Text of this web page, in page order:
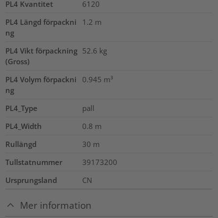
PL4 Kvantitet
6120
PL4 Längd förpackni
ng
1.2 m
PL4 Vikt förpackning
(Gross)
52.6 kg
PL4 Volym förpackni
ng
0.945 m³
PL4_Type
pall
PL4_Width
0.8 m
Rullängd
30 m
Tullstatnummer
39173200
Ursprungsland
CN
Mer information